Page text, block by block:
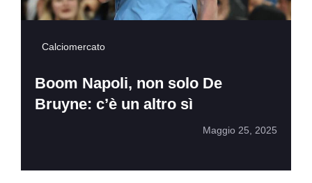
Calciomercato
Boom Napoli, non solo De
Bruyne: c’è un altro sì
Maggio 25, 2025